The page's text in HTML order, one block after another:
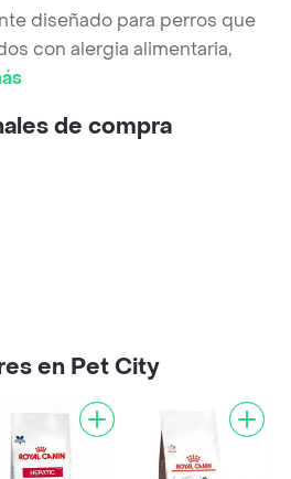
diseñado para perros que
con alergia alimentaria,
de compra
en Pet City